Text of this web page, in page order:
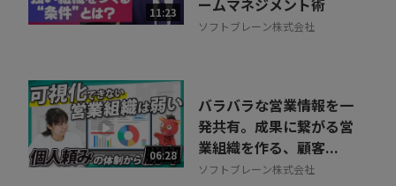
11:23
ソフトブレーン株式会社
06:28
バラバラな営業情報を一
発共有。成果に繋がる営
業組織を作る、顧客...
ソフトブレーン株式会社